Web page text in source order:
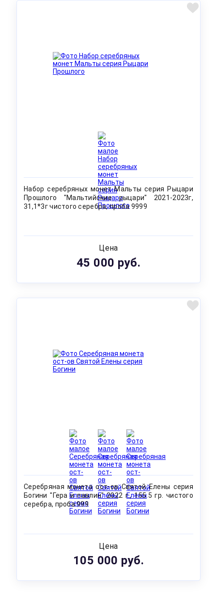
Набор серебряных монет Мальты серия Рыцари
Прошлого "Мальтийские рыцари" 2021-2023г,
31,1*3г чистого серебра, проба 9999
Цена
45 000 руб.
Серебряная монета ост-ов Святой Елены серия
Богини "Гера и павлин" 2022 г., 155.5 гр. чистого
серебра, проба 999
Цена
105 000 руб.